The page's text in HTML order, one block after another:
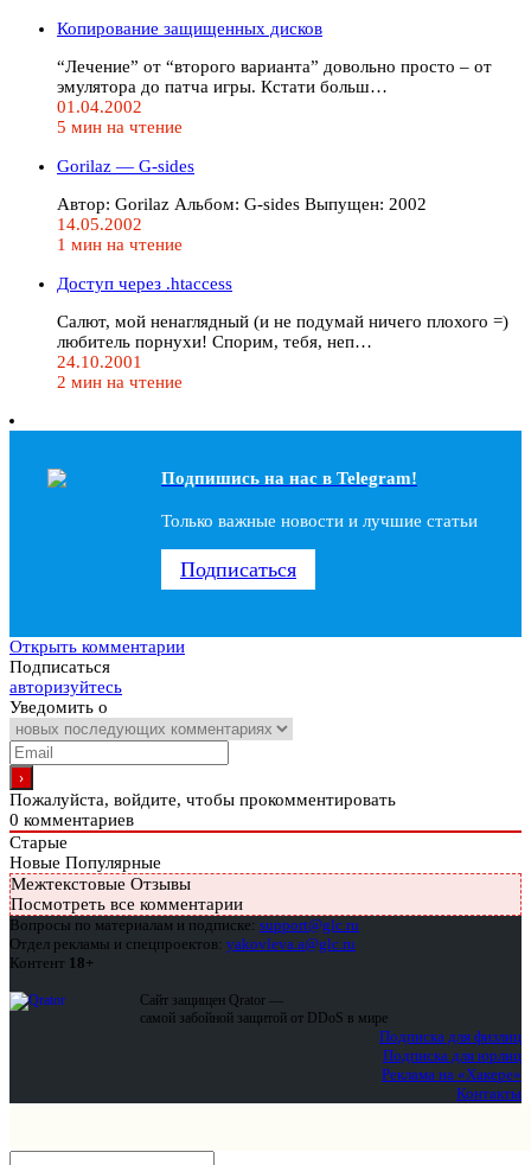
Копирование защищенных дисков
“Лечение” от “второго варианта” довольно просто – от
эмулятора до патча игры. Кстати больш…
01.04.2002
5 мин на чтение
Gorilaz — G-sides
Автор: Gorilaz Альбом: G-sides Выпущен: 2002
14.05.2002
1 мин на чтение
Доступ через .htaccess
Салют, мой ненаглядный (и не подумай ничего плохого =)
любитель порнухи! Спорим, тебя, неп…
24.10.2001
2 мин на чтение
Подпишись на наc в Telegram!
Только важные новости и лучшие статьи
Подписаться
Открыть комментарии
Подписаться
авторизуйтесь
Уведомить о
Пожалуйста, войдите, чтобы прокомментировать
0 комментариев
Старые
Новые Популярные
Межтекстовые Отзывы
Посмотреть все комментарии
Вопросы по материалам и подписке: support@glc.ru
Отдел рекламы и спецпроектов: yakovleva.a@glc.ru
Контент 18+
Сайт защищен Qrator —
самой забойной защитой от DDoS в мире
Подписка для физлиц
Подписка для юрлиц
Реклама на «Хакере»
Контакты